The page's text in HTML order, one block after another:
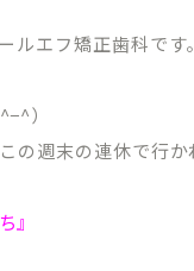
ルエフ矯正歯科です。
）
の週末の連休で行
』